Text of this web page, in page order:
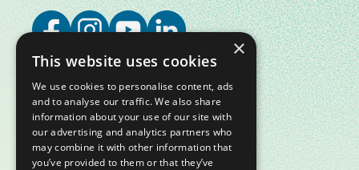
×
This website uses cookies
We use cookies to personalise content, ads
and to analyse our traffic. We also share
information about your use of our site with
our advertising and analytics partners who
may combine it with other information that
you’ve provided to them or that they’ve